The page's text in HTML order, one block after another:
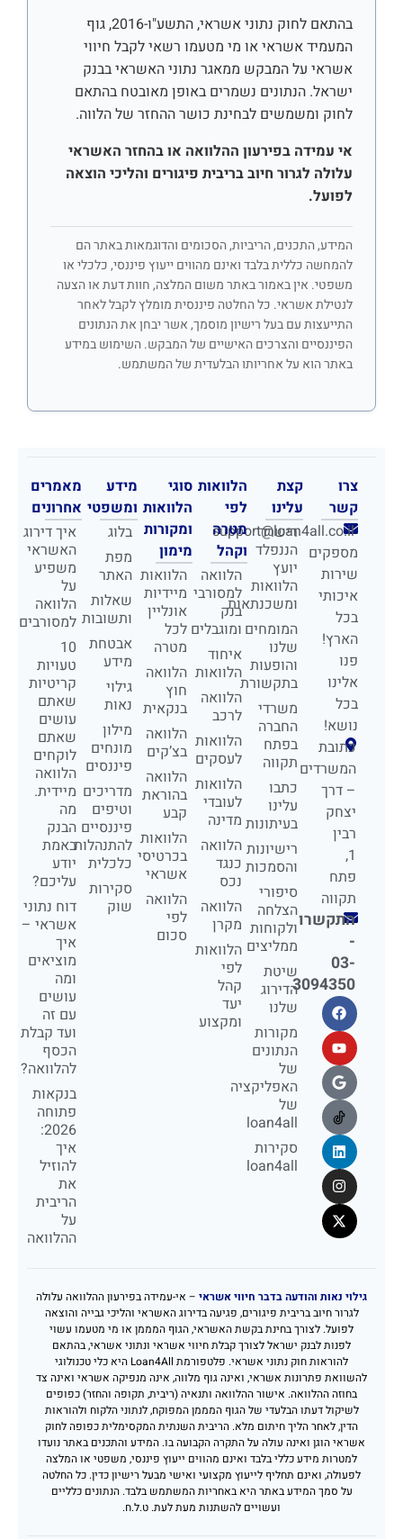
בהתאם לחוק נתוני אשראי, התשע"ו-2016, גוף
המעמיד אשראי או מי מטעמו רשאי לקבל חיווי
אשראי על המבקש ממאגר נתוני האשראי בבנק
ישראל. הנתונים נשמרים באופן מאובטח בהתאם
לחוק ומשמשים לבחינת כושר ההחזר של הלווה.
אי עמידה בפירעון ההלוואה או בהחזר האשראי
עלולה לגרור חיוב בריבית פיגורים והליכי הוצאה
לפועל.
המידע, התכנים, הריביות, הסכומים והדוגמאות באתר הם
להמחשה כללית בלבד ואינם מהווים ייעוץ פיננסי, כלכלי או
משפטי. אין באמור באתר משום המלצה, חוות דעת או הצעה
לנטילת אשראי. כל החלטה פיננסית מומלץ לקבל לאחר
התייעצות עם בעל רישיון מוסמך, אשר יבחן את הנתונים
הפיננסיים והצרכים האישיים של המבקש. השימוש במידע
באתר הוא על אחריותו הבלעדית של המשתמש.
צרו
קשר
support@loan4all.co.il
מספקים
שירות
איכותי
בכל
הארץ!
פנו
אלינו
בכל
נושא!
כתובת
המשרדים
– דרך
יצחק
רבין
1,
פתח
תקווה
התקשרו
-
03-
3094350
קצת
עלינו
רישרד
הננפלד
יועץ
הלוואות
ומשכנתאות
המומחים
שלנו
והופעות
בתקשורת
משרדי
החברה
בפתח
תקווה
כתבו
עלינו
בעיתונות
רישיונות
והסמכות
סיפורי
הצלחה
ולקוחות
ממליצים
שיטת
הדירוג
שלנו
מקורות
הנתונים
של
האפליקציה
של
loan4all
סקירות
loan4all
הלוואות
לפי
מטרה
וקהל
הלוואה
למסורבי
בנק
ומוגבלים
איחוד
הלוואות
הלוואה
לרכב
הלוואות
לעסקים
הלוואות
לעובדי
מדינה
הלוואה
כנגד
נכס
הלוואה
מקרן
הלוואות
לפי
קהל
יעד
ומקצוע
סוגי
הלוואות
ומקורות
מימון
הלוואות
מיידיות
אונליין
לכל
מטרה
הלוואה
חוץ
בנקאית
הלוואה
בצ’קים
הלוואה
בהוראת
קבע
הלוואות
בכרטיסי
אשראי
הלוואה
לפי
סכום
מידע
ומשפטי
בלוג
מפת
האתר
שאלות
ותשובות
אבטחת
מידע
גילוי
נאות
מילון
מונחים
פיננסים
מדריכים
וטיפים
פיננסיים
להתנהלות
כלכלית
סקירות
שוק
מאמרים
אחרונים
איך דירוג
האשראי
משפיע
על
הלוואה
למסורבים
10
טעויות
קריטיות
שאתם
עושים
שאתם
לוקחים
הלוואה
מיידית.
מה
הבנק
באמת
יודע
עליכם?
דוח נתוני
אשראי –
איך
מוציאים
ומה
עושים
עם זה
ועד קבלת
הכסף
להלוואה?
בנקאות
פתוחה
2026:
איך
להוזיל
את
הריבית
על
ההלוואה
גילוי נאות והודעה בדבר חיווי אשראי – אי-עמידה בפירעון ההלוואה עלולה
לגרור חיוב בריבית פיגורים, פגיעה בדירוג האשראי והליכי גבייה והוצאה
לפועל. לצורך בחינת בקשת האשראי, הגוף המממן או מי מטעמו עשוי
לפנות לבנק ישראל לצורך קבלת חיווי אשראי ונתוני אשראי, בהתאם
להוראות חוק נתוני אשראי. פלטפורמת Loan4All היא כלי טכנולוגי
להשוואת פתרונות אשראי, ואינה גוף מלווה, אינה מנפיקה אשראי ואינה צד
בחוזה ההלוואה. אישור ההלוואה ותנאיה (ריבית, תקופה והחזר) כפופים
לשיקול דעתו הבלעדי של הגוף המממן המפוקח, לנתוני הלקוח ולהוראות
הדין, לאחר הליך חיתום מלא. הריבית השנתית המקסימלית כפופה לחוק
אשראי הוגן ואינה עולה על התקרה הקבועה בו. המידע והתכנים באתר נועדו
למטרות מידע כללי בלבד ואינם מהווים ייעוץ פיננסי, משפטי או המלצה
לפעולה, ואינם תחליף לייעוץ מקצועי ואישי מבעל רישיון כדין. כל החלטה
על סמך המידע באתר היא באחריות המשתמש בלבד. הנתונים כלליים
ועשויים להשתנות מעת לעת. ט.ל.ח.